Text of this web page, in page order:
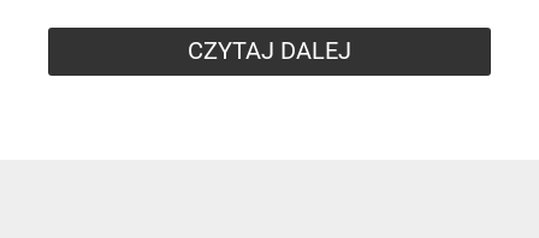
CZYTAJ DALEJ